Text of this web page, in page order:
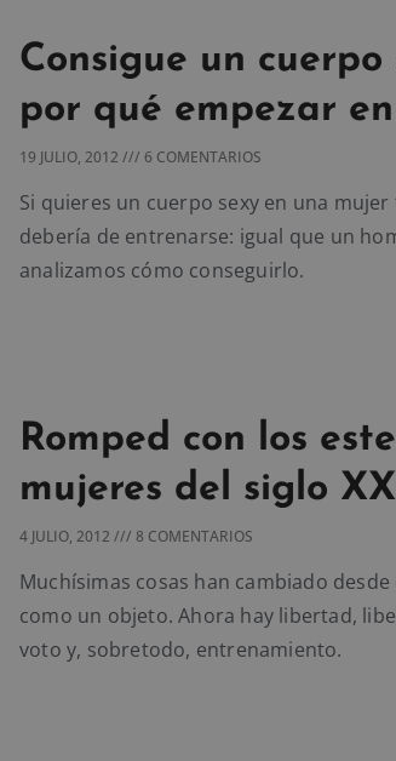
Consigue un cuerpo
por qué empezar
19 JULIO, 2012 6 COMENTARIOS
Si quieres un cuerpo sexy en una
debería de entrenarse: igual que un
analizamos cómo conseguirlo.
Romped con los
mujeres del siglo
4 JULIO, 2012 8 COMENTARIOS
Muchísimas cosas han cambiado
como un objeto. Ahora hay libertad,
voto y, sobretodo, entrenamiento.